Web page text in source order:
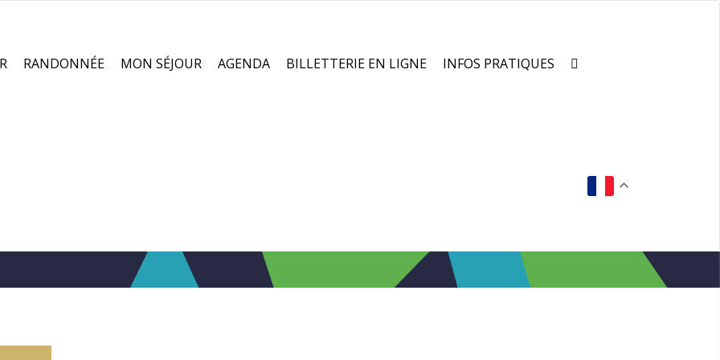
RANDONNÉE MON SÉJOUR AGENDA BILLETTERIE EN LIGNE INFOS PRATIQUES